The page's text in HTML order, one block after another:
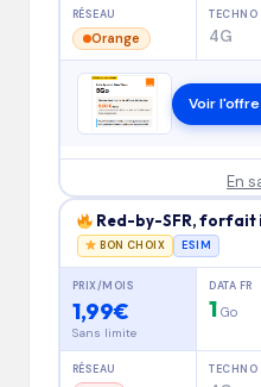
RÉSEAU
Orange
TECHNO
4G
Voir
En
Red-by-SFR, forfait
BON CHOIX ESIM
PRIX/MOIS
1,99€
Sans limite
DATA FR
1 Go
RÉSEAU TECHNO